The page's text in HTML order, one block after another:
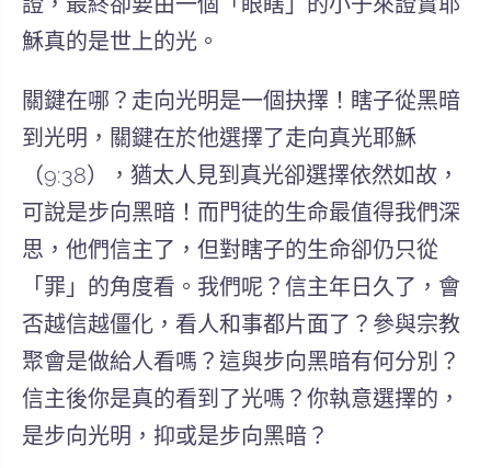
穌真的是世上的光。
關鍵在哪？ 走向光明是一個抉擇！ 瞎子從黑暗
到光明，關鍵在於他選擇了走向真光耶穌
（9:38），猶太人見到真光卻選擇依然如故，
可說是步向黑暗！而門徒的生命最值得我們深
思，他們信主了，但對瞎子的生命卻仍只從
「罪」的角度看。我們呢？信主年日久了，會
否越信越僵化，看人和事都片面了？參與宗教
聚會是做給人看嗎？這與步向黑暗有何分別？
信主後你是真的看到了光嗎？你執意選擇的，
是步向光明，抑或是步向黑暗？